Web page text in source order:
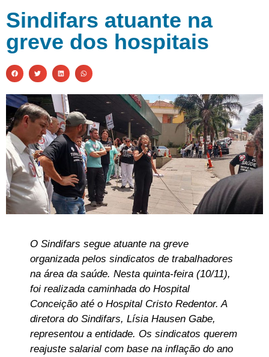
Sindifars atuante na
greve dos hospitais
O Sindifars segue atuante na greve
organizada pelos sindicatos de trabalhadores
na área da saúde. Nesta quinta-feira (10/11),
foi realizada caminhada do Hospital
Conceição até o Hospital Cristo Redentor. A
diretora do Sindifars, Lísia Hausen Gabe,
representou a entidade. Os sindicatos querem
reajuste salarial com base na inflação do ano